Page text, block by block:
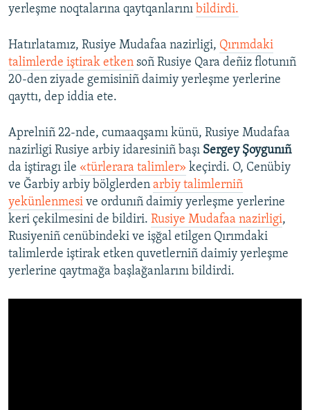
yerleşme noqtalarına qaytqanlarını bildirdi.
Hatırlatamız, Rusiye Mudafaa nazirligi, Qırımdaki
talimlerde iştirak etken soñ Rusiye Qara deñiz flotunıñ
20-den ziyade gemisiniñ daimiy yerleşme yerlerine
qayttı, dep iddia ete.
Aprelniñ 22-nde, cumaaqşamı künü, Rusiye Mudafaa
nazirligi Rusiye arbiy idaresiniñ başı Sergey Şoygunıñ
da iştiragı ile «türlerara talimler» keçirdi. O, Cenübiy
ve Ğarbiy arbiy bölglerden arbiy talimlerniñ
yekünlenmesi ve ordunıñ daimiy yerleşme yerlerine
keri çekilmesini de bildiri. Rusiye Mudafaa nazirligi,
Rusiyeniñ cenübindeki ve işğal etilgen Qırımdaki
talimlerde iştirak etken quvetlerniñ daimiy yerleşme
yerlerine qaytmağa başlağanlarını bildirdi.